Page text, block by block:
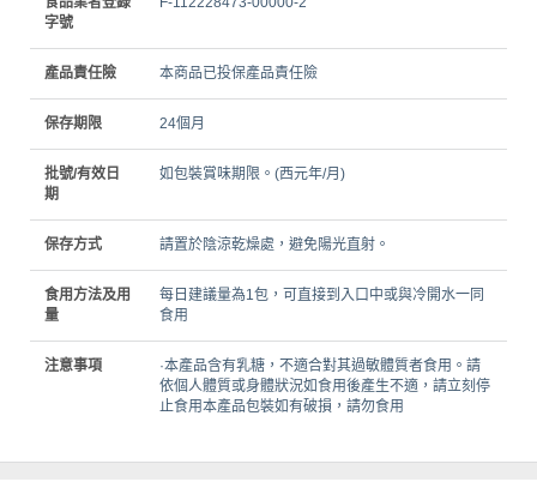
字號
產品責任險 本商品已投保產品責任險
保存期限 24個月
批號/有效日
期
如包裝賞味期限。(西元年/月)
保存方式 請置於陰涼乾燥處，避免陽光直射。
食用方法及用
量
每日建議量為1包，可直接到入口中或與冷開水一同
食用
注意事項
·本產品含有乳糖，不適合對其過敏體質者食用。請
依個人體質或身體狀況如食用後產生不適，請立刻停
止食用本產品包裝如有破損，請勿食用